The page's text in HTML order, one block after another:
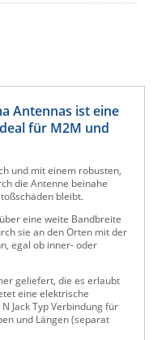
Antennas ist eine
für M2M und
und mit einem robusten,
die Antenne beinahe
bleibt.
eine weite Bandbreite
sie an den Orten mit der
egal ob inner- oder
geliefert, die es erlaubt
eine elektrische
Jack Typ Verbindung für
und Längen (separat